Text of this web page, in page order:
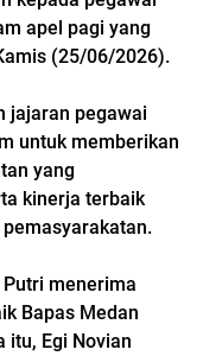
apel pagi yang
(25/06/2026).
jajaran pegawai
untuk memberikan
yang
kinerja terbaik
menerima
Bapas Medan
itu, Egi Novian